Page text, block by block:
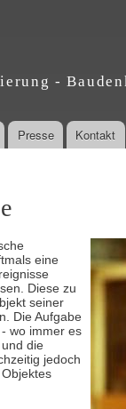
-
Presse Kontakt
eine
Diese zu
seiner
Die Aufgabe
wo immer es
die
jedoch